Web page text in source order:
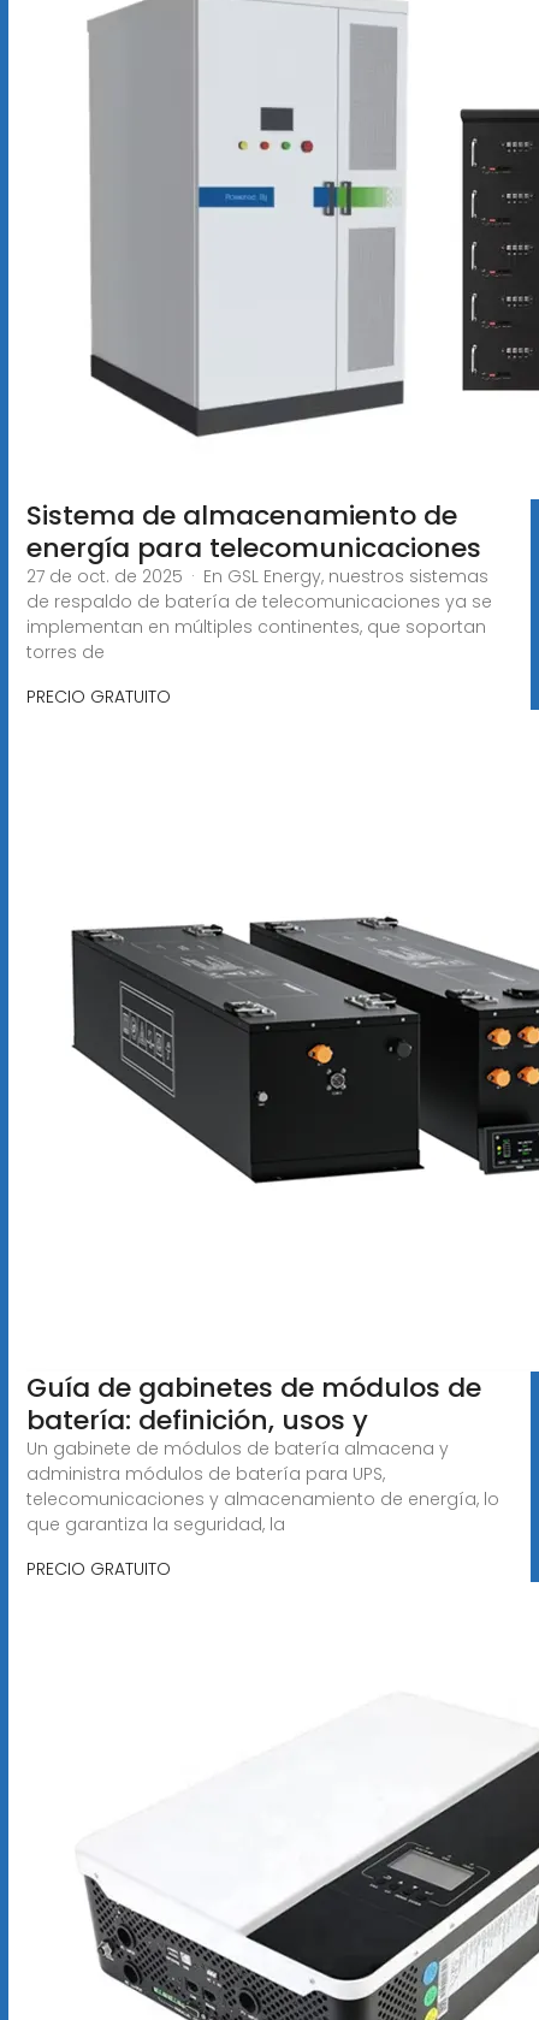
Sistema de almacenamiento de
energía para telecomunicaciones
27 de oct. de 2025 · En GSL Energy, nuestros sistemas
de respaldo de batería de telecomunicaciones ya se
implementan en múltiples continentes, que soportan
torres de
PRECIO GRATUITO
Guía de gabinetes de módulos de
batería: definición, usos y
Un gabinete de módulos de batería almacena y
administra módulos de batería para UPS,
telecomunicaciones y almacenamiento de energía, lo
que garantiza la seguridad, la
PRECIO GRATUITO